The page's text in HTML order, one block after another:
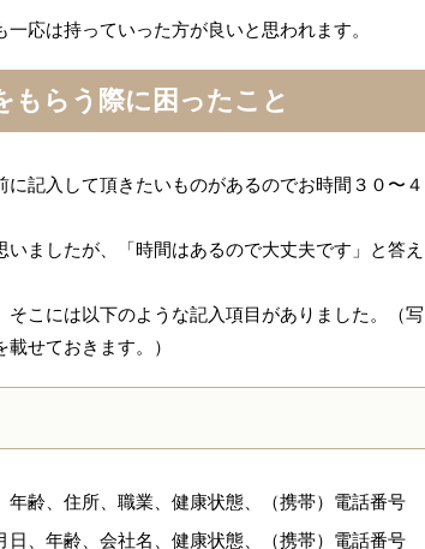
応は持っていった方が良いと思われます。
もらう際に困ったこと
記入して頂きたいものがあるのでお時間３０〜４
ましたが、「時間はあるので大丈夫です」と答え
こには以下のような記入項目がありました。（写
せておきます。）
齢、住所、職業、健康状態、（携帯）電話番号
、年齢、会社名、健康状態、（携帯）電話番号